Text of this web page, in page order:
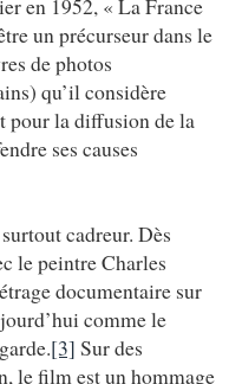
un précurseur dans le
de photos
qu’il considère
pour la diffusion de la
ses causes
cadreur. Dès
le peintre Charles
documentaire sur
comme le
[3] Sur des
le film est un hommage